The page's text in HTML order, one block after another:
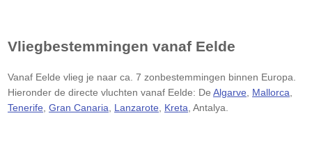
Vliegbestemmingen vanaf Eelde
Vanaf Eelde vlieg je naar ca. 7 zonbestemmingen binnen Europa.
Hieronder de directe vluchten vanaf Eelde: De Algarve Mallorca
Tenerife Gran Canaria Lanzarote Kreta , Antalya.